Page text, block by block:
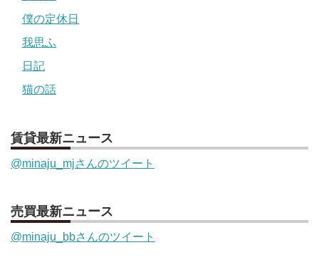
僕の定休日
我思ふ
日記
猫の話
賃貸最新ニュース
@minaju_mjさんのツイート
売買最新ニュース
@minaju_bbさんのツイート